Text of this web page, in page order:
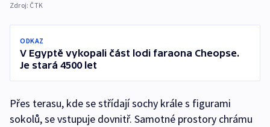
Zdroj: ČTK
ODKAZ
V Egyptě vykopali část lodi faraona Cheopse.
Je stará 4500 let
Přes terasu, kde se střídají sochy krále s figurami
sokolů, se vstupuje dovnitř. Samotné prostory chrámu